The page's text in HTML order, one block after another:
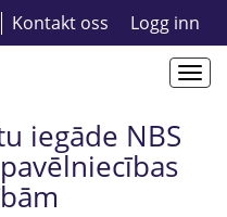
Kontakt oss Logg inn
iegāde NBS